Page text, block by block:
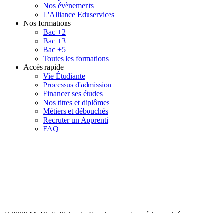
Nos évènements
L'Alliance Eduservices
Nos formations
Bac +2
Bac +3
Bac +5
Toutes les formations
Accès rapide
Vie Étudiante
Processus d'admission
Financer ses études
Nos titres et diplômes
Métiers et débouchés
Recruter un Apprenti
FAQ